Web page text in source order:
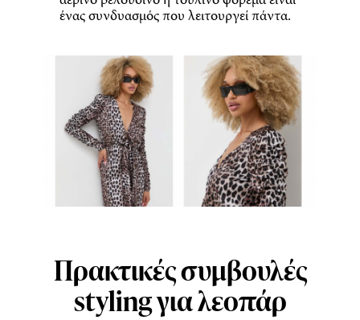
ένας συνδυασμός που λειτουργεί πάντα.
Πρακτικές συμβουλές
styling για λεοπάρ